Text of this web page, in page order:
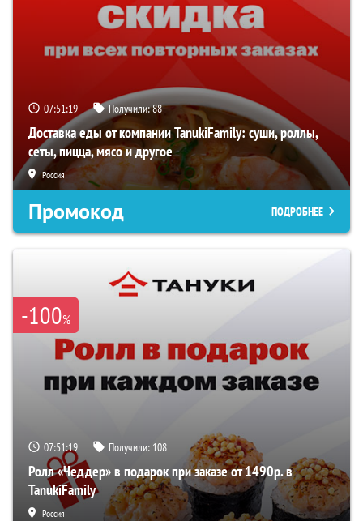
07:51:18 Получили:88
Доставка еды от компании TanukiFamily: суши, роллы,
сеты, пицца, мясо и другое
Россия
Промокод ПОДРОБНЕЕ
-100%
07:51:18 Получили: 108
Ролл «Чеддер» в подарок при заказе от 1490р. в
TanukiFamily
Россия